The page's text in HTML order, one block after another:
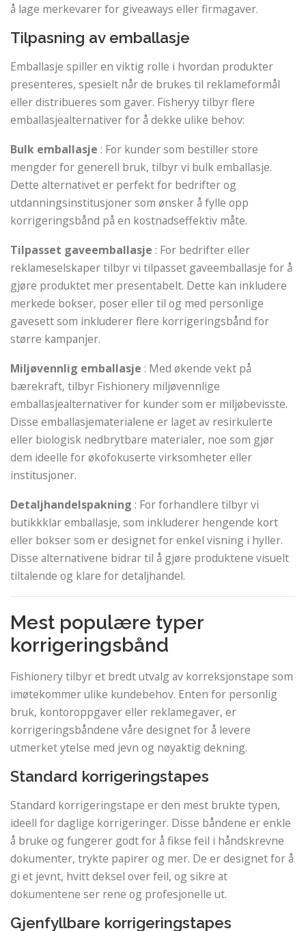
å lage merkevarer for giveaways eller firmagaver.
Tilpasning av emballasje
Emballasje spiller en viktig rolle i hvordan produkter
presenteres, spesielt når de brukes til reklameformål
eller distribueres som gaver. Fisheryy tilbyr flere
emballasjealternativer for å dekke ulike behov:
Bulk emballasje : For kunder som bestiller store
mengder for generell bruk, tilbyr vi bulk emballasje.
Dette alternativet er perfekt for bedrifter og
utdanningsinstitusjoner som ønsker å fylle opp
korrigeringsbånd på en kostnadseffektiv måte.
Tilpasset gaveemballasje : For bedrifter eller
reklameselskaper tilbyr vi tilpasset gaveemballasje for å
gjøre produktet mer presentabelt. Dette kan inkludere
merkede bokser, poser eller til og med personlige
gavesett som inkluderer flere korrigeringsbånd for
større kampanjer.
Miljøvennlig emballasje : Med økende vekt på
bærekraft, tilbyr Fishionery miljøvennlige
emballasjealternativer for kunder som er miljøbevisste.
Disse emballasjematerialene er laget av resirkulerte
eller biologisk nedbrytbare materialer, noe som gjør
dem ideelle for økofokuserte virksomheter eller
institusjoner.
Detaljhandelspakning : For forhandlere tilbyr vi
butikkklar emballasje, som inkluderer hengende kort
eller bokser som er designet for enkel visning i hyller.
Disse alternativene bidrar til å gjøre produktene visuelt
tiltalende og klare for detaljhandel.
Mest populære typer
korrigeringsbånd
Fishionery tilbyr et bredt utvalg av korreksjonstape som
imøtekommer ulike kundebehov. Enten for personlig
bruk, kontoroppgaver eller reklamegaver, er
korrigeringsbåndene våre designet for å levere
utmerket ytelse med jevn og nøyaktig dekning.
Standard korrigeringstapes
Standard korrigeringstape er den mest brukte typen,
ideell for daglige korrigeringer. Disse båndene er enkle
å bruke og fungerer godt for å fikse feil i håndskrevne
dokumenter, trykte papirer og mer. De er designet for å
gi et jevnt, hvitt deksel over feil, og sikre at
dokumentene ser rene og profesjonelle ut.
Gjenfyllbare korrigeringstapes